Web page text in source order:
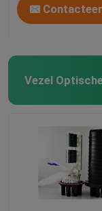
Vezel